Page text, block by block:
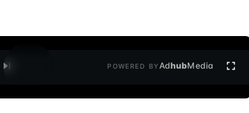
POWERED BYAdhubMedia